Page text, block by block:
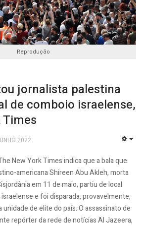
Reprodução
jornalista palestina
de comboio israelense,
Times
2022
New York Times indica que a bala que
americana Shireen Abu Akleh, morta
em 11 de maio, partiu de local
e foi disparada, provavelmente,
de elite do país. O assassinato de
repórter da rede de notícias Al Jazeera,